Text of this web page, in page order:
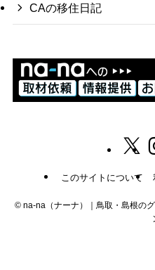
CAの移住日記
このサイトについて
©na-na（ナーナ）｜鳥取・島根の